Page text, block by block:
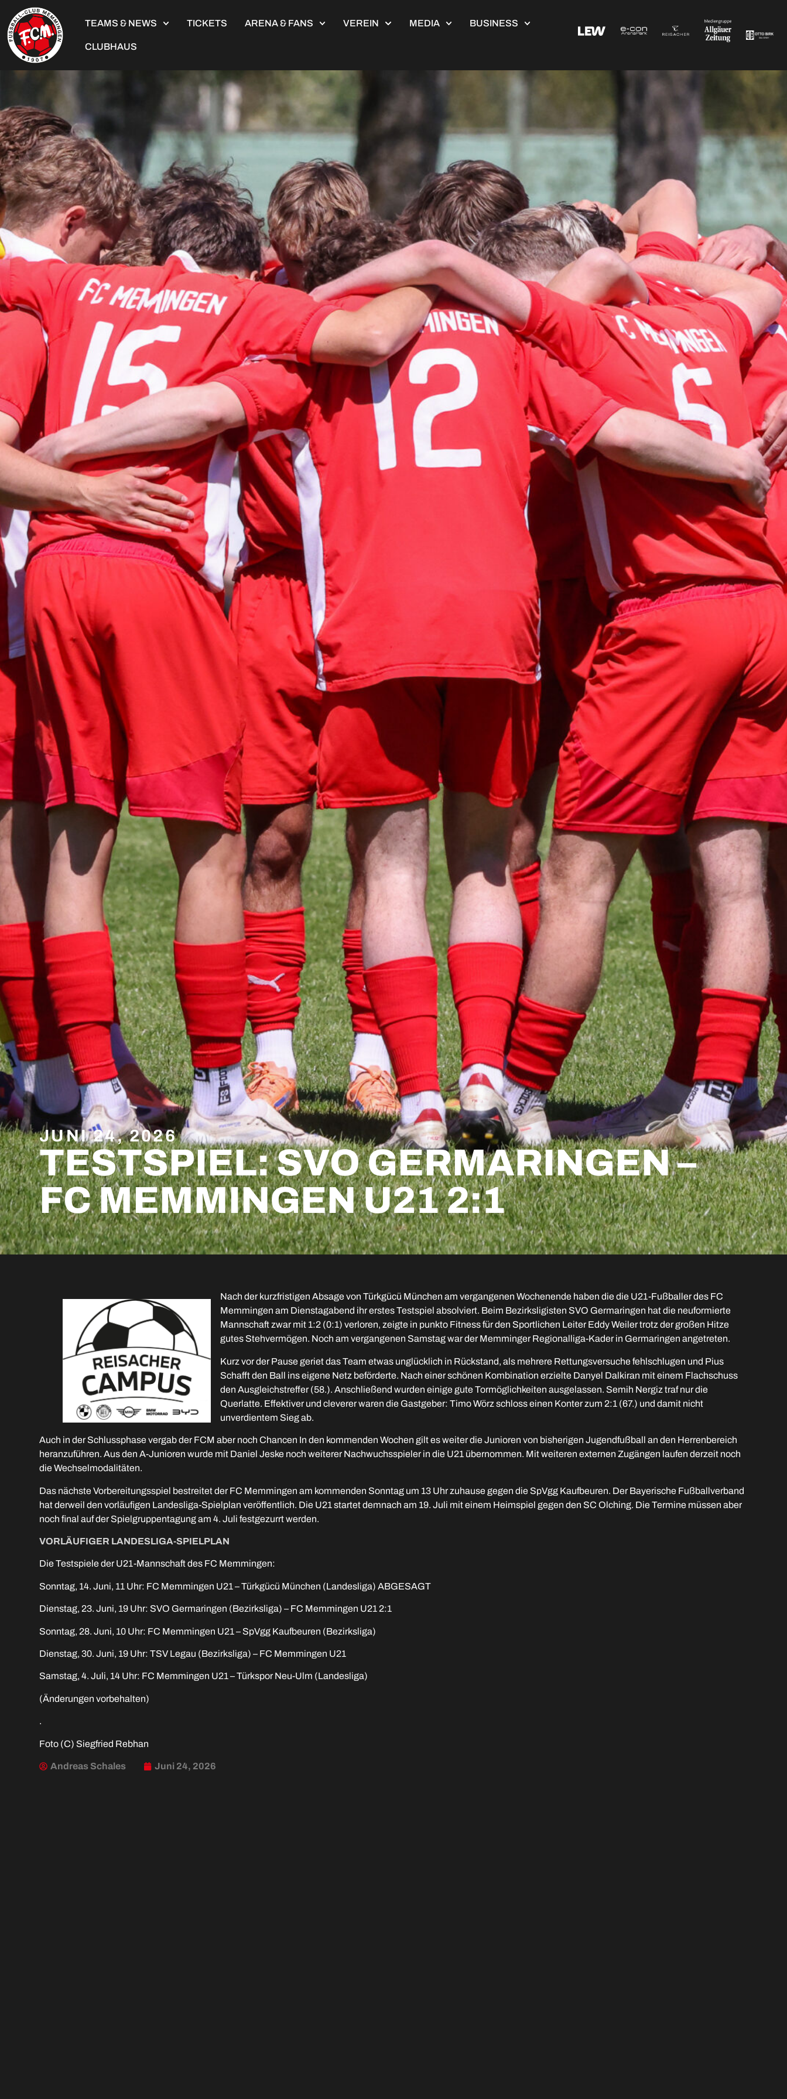
TEAMS & NEWS TICKETS ARENA & FANS VEREIN MEDIA BUSINESS
CLUBHAUS
JUNI 24, 2026
TESTSPIEL: SVO GERMARINGEN –
FC MEMMINGEN U21 2:1
Nach der kurzfristigen Absage von Türkgücü München am vergangenen Wochenende haben die die U21-Fußballer des FC
Memmingen am Dienstagabend ihr erstes Testspiel absolviert. Beim Bezirksligisten SVO Germaringen hat die neuformierte
Mannschaft zwar mit 1:2 (0:1) verloren, zeigte in punkto Fitness für den Sportlichen Leiter Eddy Weiler trotz der großen Hitze
gutes Stehvermögen. Noch am vergangenen Samstag war der Memminger Regionalliga-Kader in Germaringen angetreten.
Kurz vor der Pause geriet das Team etwas unglücklich in Rückstand, als mehrere Rettungsversuche fehlschlugen und Pius
Schafft den Ball ins eigene Netz beförderte. Nach einer schönen Kombination erzielte Danyel Dalkiran mit einem Flachschuss
den Ausgleichstreffer (58.). Anschließend wurden einige gute Tormöglichkeiten ausgelassen. Semih Nergiz traf nur die
Querlatte. Effektiver und cleverer waren die Gastgeber: Timo Wörz schloss einen Konter zum 2:1 (67.) und damit nicht
unverdientem Sieg ab.
Auch in der Schlussphase vergab der FCM aber noch Chancen In den kommenden Wochen gilt es weiter die Junioren von bisherigen Jugendfußball an den Herrenbereich
heranzuführen. Aus den A-Junioren wurde mit Daniel Jeske noch weiterer Nachwuchsspieler in die U21 übernommen. Mit weiteren externen Zugängen laufen derzeit noch
die Wechselmodalitäten.
Das nächste Vorbereitungsspiel bestreitet der FC Memmingen am kommenden Sonntag um 13 Uhr zuhause gegen die SpVgg Kaufbeuren. Der Bayerische Fußballverband
hat derweil den vorläufigen Landesliga-Spielplan veröffentlich. Die U21 startet demnach am 19. Juli mit einem Heimspiel gegen den SC Olching. Die Termine müssen aber
noch final auf der Spielgruppentagung am 4. Juli festgezurrt werden.
VORLÄUFIGER LANDESLIGA-SPIELPLAN
Die Testspiele der U21-Mannschaft des FC Memmingen:
Sonntag, 14. Juni, 11 Uhr: FC Memmingen U21 – Türkgücü München (Landesliga) ABGESAGT
Dienstag, 23. Juni, 19 Uhr: SVO Germaringen (Bezirksliga) – FC Memmingen U21 2:1
Sonntag, 28. Juni, 10 Uhr: FC Memmingen U21 – SpVgg Kaufbeuren (Bezirksliga)
Dienstag, 30. Juni, 19 Uhr: TSV Legau (Bezirksliga) – FC Memmingen U21
Samstag, 4. Juli, 14 Uhr: FC Memmingen U21 – Türkspor Neu-Ulm (Landesliga)
(Änderungen vorbehalten)
.
Foto (C) Siegfried Rebhan
Andreas Schales Juni 24, 2026